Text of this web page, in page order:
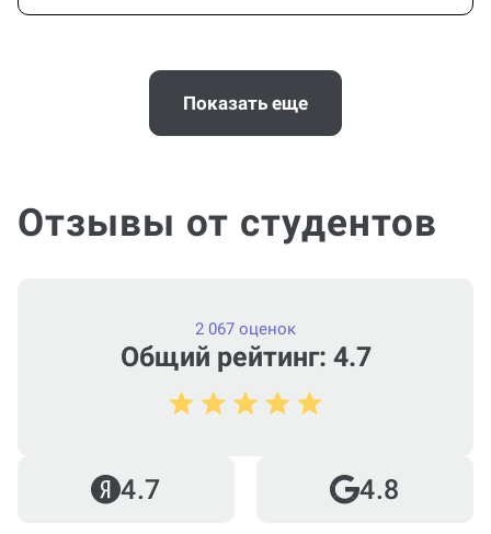
Почему выгодно заказать
консультацию по проектной работе
на Work5?
Помощь с услугой Проектная работа
Как работает гарантия?
Показать еще
Отзывы от студентов
Общий рейтинг: 4.7
2 067 оценок
4.7 4.8